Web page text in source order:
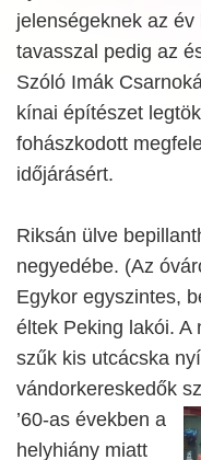
jelenségeknek az
tavasszal pedig az
Szóló Imák
kínai építészet
fohászkodott
időjárásért.
Riksán ülve
negyedébe. (Az
Egykor egyszintes,
éltek Peking lakói. A
szűk kis utcácska
vándorkereskedők
’60-as években a
helyhiány miatt